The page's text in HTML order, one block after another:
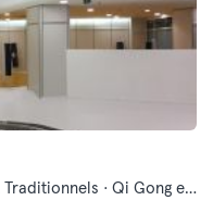
Arts Martiaux Mixtes · Arts Martiaux Traditionnels · Qi Gong et Tai Chi